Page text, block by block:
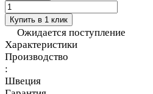
Купить в 1 клик
Ожидается поступление
Характеристики
Производство
:
Швеция